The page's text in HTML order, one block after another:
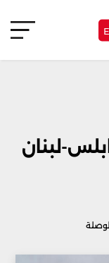
لبنان